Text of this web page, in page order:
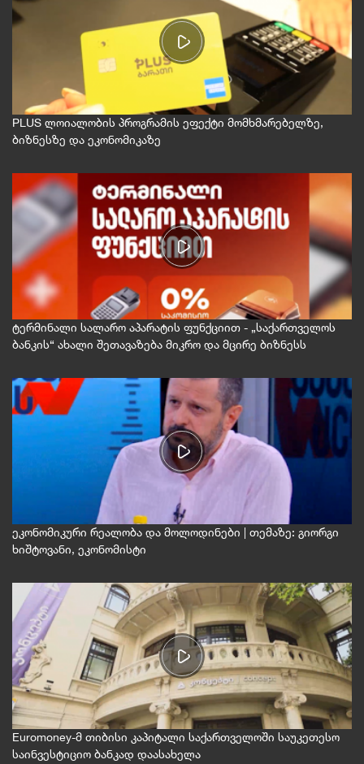
PLUS ლოიალობის პროგრამის ეფექტი მომხმარებელზე,
ბიზნესზე და ეკონომიკაზე
ტერმინალი სალარო აპარატის ფუნქციით - „საქართველოს
ბანკის“ ახალი შეთავაზება მიკრო და მცირე ბიზნესს
ეკონომიკური რეალობა და მოლოდინები | თემაზე: გიორგი
ხიშტოვანი, ეკონომისტი
Euromoney-მ თიბისი კაპიტალი საქართველოში საუკეთესო
საინვესტიციო ბანკად დაასახელა